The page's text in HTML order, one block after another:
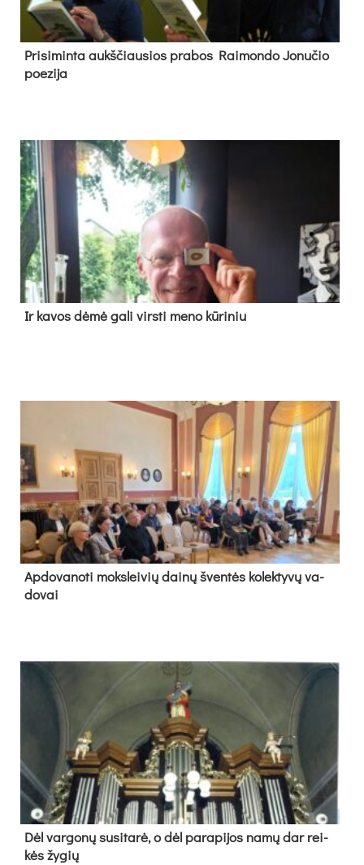
Pri­si­min­ta aukš­čiau­sios pra­bos Rai­mon­do Jo­nu­čio
poe­zi­ja
Ir ka­vos dė­mė ga­li virs­ti me­no kū­ri­niu
Ap­do­va­no­ti moks­lei­vių dai­nų šven­tės ko­lek­ty­vų va­
do­vai
Dėl var­go­nų su­si­ta­rė, o dėl pa­ra­pi­jos na­mų dar rei­
kės žy­gių